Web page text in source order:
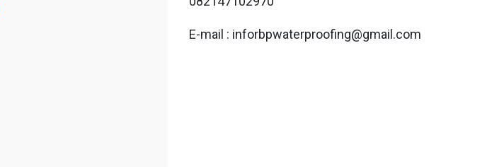
E-mail : inforbpwaterproofing@gmail.com